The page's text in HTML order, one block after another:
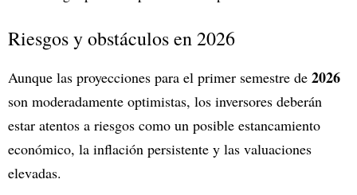
Riesgos y obstáculos en 2026
Aunque las proyecciones para el primer semestre de 2026
son moderadamente optimistas, los inversores deberán
estar atentos a riesgos como un posible estancamiento
económico, la inflación persistente y las valuaciones
elevadas.